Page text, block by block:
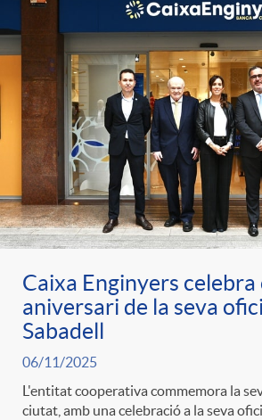
Caixa Enginyers celebra
aniversari de la seva
Sabadell
06/11/2025
L'entitat cooperativa commemora la
ciutat, amb una celebració a la seva